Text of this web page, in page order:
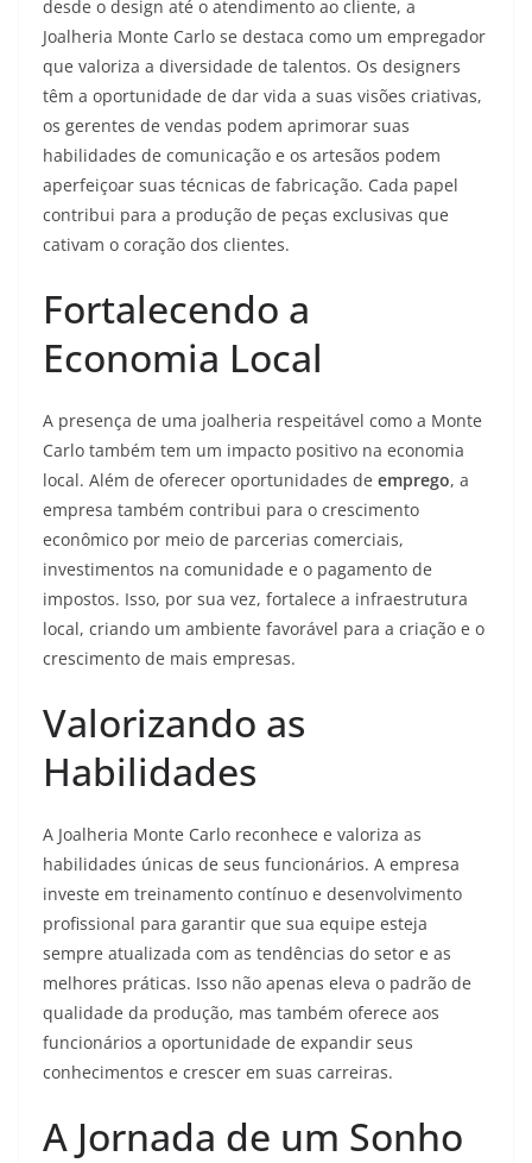
desde o design até o atendimento ao cliente, a
Joalheria Monte Carlo se destaca como um empregador
que valoriza a diversidade de talentos. Os designers
têm a oportunidade de dar vida a suas visões criativas,
os gerentes de vendas podem aprimorar suas
habilidades de comunicação e os artesãos podem
aperfeiçoar suas técnicas de fabricação. Cada papel
contribui para a produção de peças exclusivas que
cativam o coração dos clientes.
Fortalecendo a
Economia Local
A presença de uma joalheria respeitável como a Monte
Carlo também tem um impacto positivo na economia
local. Além de oferecer oportunidades de emprego, a
empresa também contribui para o crescimento
econômico por meio de parcerias comerciais,
investimentos na comunidade e o pagamento de
impostos. Isso, por sua vez, fortalece a infraestrutura
local, criando um ambiente favorável para a criação e o
crescimento de mais empresas.
Valorizando as
Habilidades
A Joalheria Monte Carlo reconhece e valoriza as
habilidades únicas de seus funcionários. A empresa
investe em treinamento contínuo e desenvolvimento
profissional para garantir que sua equipe esteja
sempre atualizada com as tendências do setor e as
melhores práticas. Isso não apenas eleva o padrão de
qualidade da produção, mas também oferece aos
funcionários a oportunidade de expandir seus
conhecimentos e crescer em suas carreiras.
A Jornada de um Sonho